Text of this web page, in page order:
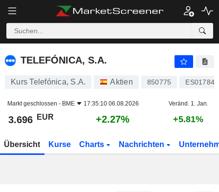
TELEFÓNICA, S.A.
TELEFÓNICA, S.A.
Kurs Telefónica, S.A. Aktien 850775
Markt geschlossen - BME 17:35:10 06.08.2026 Veränd. 1. Jan.
3.696 EUR +2.27% +5.81%
Übersicht Kurse Charts Nachrichten